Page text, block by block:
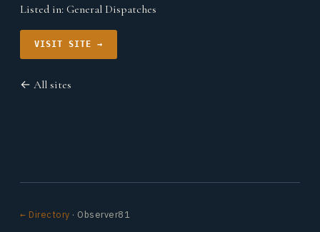
Listed in: General Dispatches
VISIT SITE →
← All sites
← Directory · Observer81